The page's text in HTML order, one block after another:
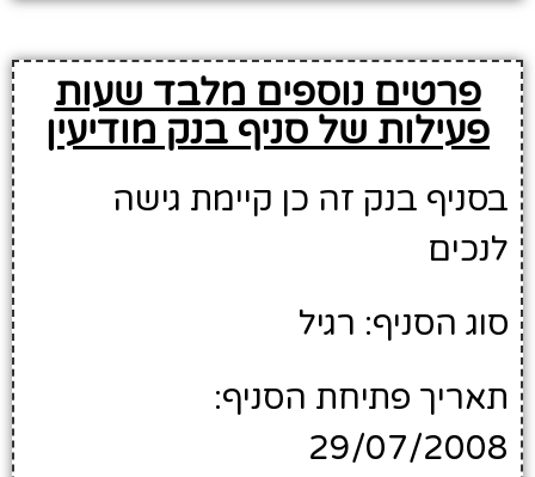
פרטים נוספים מלבד שעות
פעילות של סניף בנק מודיעין
בסניף בנק זה כן קיימת גישה
לנכים
סוג הסניף: רגיל
תאריך פתיחת הסניף:
29/07/2008